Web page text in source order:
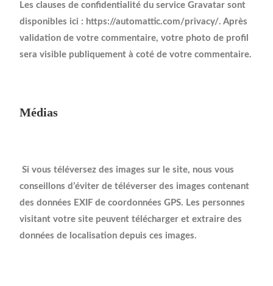
Les clauses de confidentialité du service Gravatar sont
disponibles ici : https://automattic.com/privacy/. Après
validation de votre commentaire, votre photo de profil
sera visible publiquement à coté de votre commentaire.
Médias
Si vous téléversez des images sur le site, nous vous
conseillons d’éviter de téléverser des images contenant
des données EXIF de coordonnées GPS. Les personnes
visitant votre site peuvent télécharger et extraire des
données de localisation depuis ces images.